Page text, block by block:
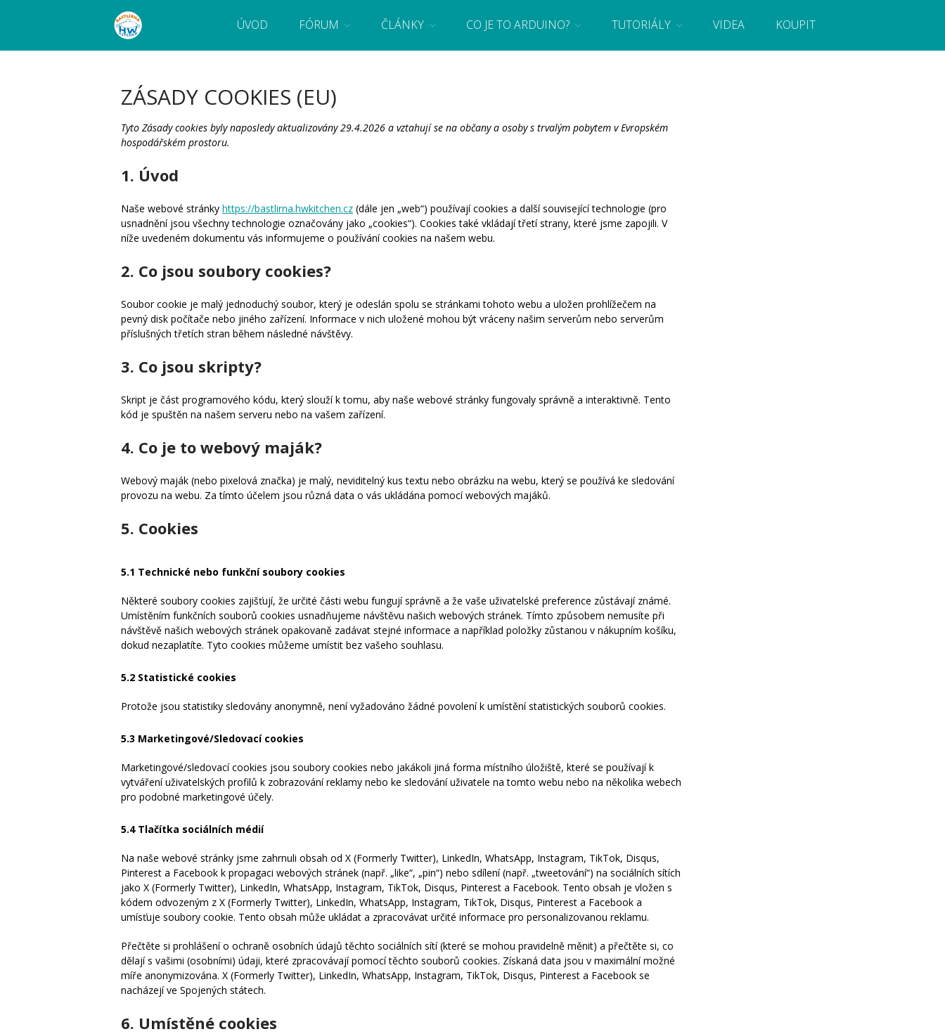
Bastlírna HWKITCHEN
Webový magazín o bastlení a tvoření. Naučte se základy programování a elektroniky zábavnou formou! Arduino a microbit projekty, návody, novinky i tutoriály pro začátečníky i pro
ÚVOD FÓRUM ČLÁNKY CO JE TO ARDUINO? TUTORIÁLY VIDEA KOUPIT
ZÁSADY COOKIES (EU)
Tyto Zásady cookies byly naposledy aktualizovány 29.4.2026 a vztahují se na občany a osoby s trvalým pobytem v Evropském
hospodářském prostoru.
1. Úvod
Naše webové stránky https://bastlirna.hwkitchen.cz (dále jen „web“) používají cookies a další související technologie (pro
usnadnění jsou všechny technologie označovány jako „cookies“). Cookies také vkládají třetí strany, které jsme zapojili. V
níže uvedeném dokumentu vás informujeme o používání cookies na našem webu.
2. Co jsou soubory cookies?
Soubor cookie je malý jednoduchý soubor, který je odeslán spolu se stránkami tohoto webu a uložen prohlížečem na
pevný disk počítače nebo jiného zařízení. Informace v nich uložené mohou být vráceny našim serverům nebo serverům
příslušných třetích stran během následné návštěvy.
3. Co jsou skripty?
Skript je část programového kódu, který slouží k tomu, aby naše webové stránky fungovaly správně a interaktivně. Tento
kód je spuštěn na našem serveru nebo na vašem zařízení.
4. Co je to webový maják?
Webový maják (nebo pixelová značka) je malý, neviditelný kus textu nebo obrázku na webu, který se používá ke sledování
provozu na webu. Za tímto účelem jsou různá data o vás ukládána pomocí webových majáků.
5. Cookies
5.1 Technické nebo funkční soubory cookies
Některé soubory cookies zajišťují, že určité části webu fungují správně a že vaše uživatelské preference zůstávají známé.
Umístěním funkčních souborů cookies usnadňujeme návštěvu našich webových stránek. Tímto způsobem nemusíte při
návštěvě našich webových stránek opakovaně zadávat stejné informace a například položky zůstanou v nákupním košíku,
dokud nezaplatíte. Tyto cookies můžeme umístit bez vašeho souhlasu.
5.2 Statistické cookies
Protože jsou statistiky sledovány anonymně, není vyžadováno žádné povolení k umístění statistických souborů cookies.
5.3 Marketingové/Sledovací cookies
Marketingové/sledovací cookies jsou soubory cookies nebo jakákoli jiná forma místního úložiště, které se používají k
vytváření uživatelských profilů k zobrazování reklamy nebo ke sledování uživatele na tomto webu nebo na několika webech
pro podobné marketingové účely.
5.4 Tlačítka sociálních médií
Na naše webové stránky jsme zahrnuli obsah od X (Formerly Twitter), LinkedIn, WhatsApp, Instagram, TikTok, Disqus,
Pinterest a Facebook k propagaci webových stránek (např. „like“, „pin“) nebo sdílení (např. „tweetování“) na sociálních sítích
jako X (Formerly Twitter), LinkedIn, WhatsApp, Instagram, TikTok, Disqus, Pinterest a Facebook. Tento obsah je vložen s
kódem odvozeným z X (Formerly Twitter), LinkedIn, WhatsApp, Instagram, TikTok, Disqus, Pinterest a Facebook a
umísťuje soubory cookie. Tento obsah může ukládat a zpracovávat určité informace pro personalizovanou reklamu.
Přečtěte si prohlášení o ochraně osobních údajů těchto sociálních sítí (které se mohou pravidelně měnit) a přečtěte si, co
dělají s vašimi (osobními) údaji, které zpracovávají pomocí těchto souborů cookies. Získaná data jsou v maximální možné
míře anonymizována. X (Formerly Twitter), LinkedIn, WhatsApp, Instagram, TikTok, Disqus, Pinterest a Facebook se
nacházejí ve Spojených státech.
6. Umístěné cookies